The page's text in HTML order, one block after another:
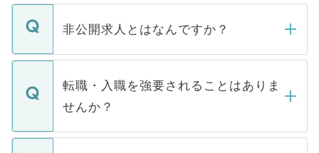
ご登録いただきましたら、弊社担当者がご
登録内容を確認し、その後メールもしくは
ます。通常、5営業日以内にはご連絡をせて
いただきますので、しばらくお待ちくださ
非公開求人とはなんですか？
マイナビDOCTORで取り扱っている求人の
うち約3割は、Webサイトからご覧いただ
けない「非公開求人」です。非公開求人は
下記の理由によって、一般には公開してい
ません。
転職・入職を強要されることはありま
せんか？
転職・入職を強要することは一切ありませ